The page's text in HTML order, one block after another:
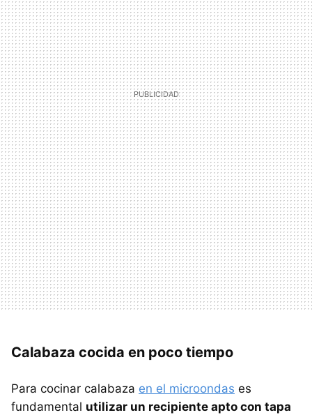
Calabaza cocida en poco tiempo
Para cocinar calabaza en el microondas es
fundamental utilizar un recipiente apto con tapa